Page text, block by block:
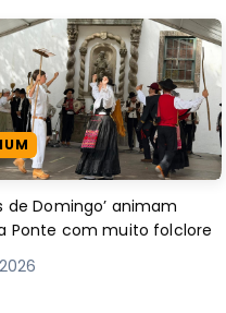
de Domingo’ animam
Ponte com muito folclore